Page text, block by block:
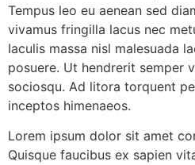
Tempus leo eu aenean sed
vivamus fringilla lacus nec
Iaculis massa nisl malesuada
posuere. Ut hendrerit semper
sociosqu. Ad litora torquent
inceptos himenaeos.
Lorem ipsum dolor sit amet
Quisque faucibus ex sapien